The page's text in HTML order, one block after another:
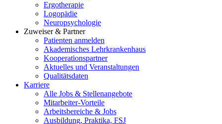
Ergotherapie
Logopädie
Neuropsychologie
Zuweiser & Partner
Patienten anmelden
Akademisches Lehrkrankenhaus
Kooperationspartner
Aktuelles und Veranstaltungen
Qualitätsdaten
Karriere
Alle Jobs & Stellenangebote
Mitarbeiter-Vorteile
Arbeitsbereiche & Jobs
Ausbildung, Praktika, FSJ